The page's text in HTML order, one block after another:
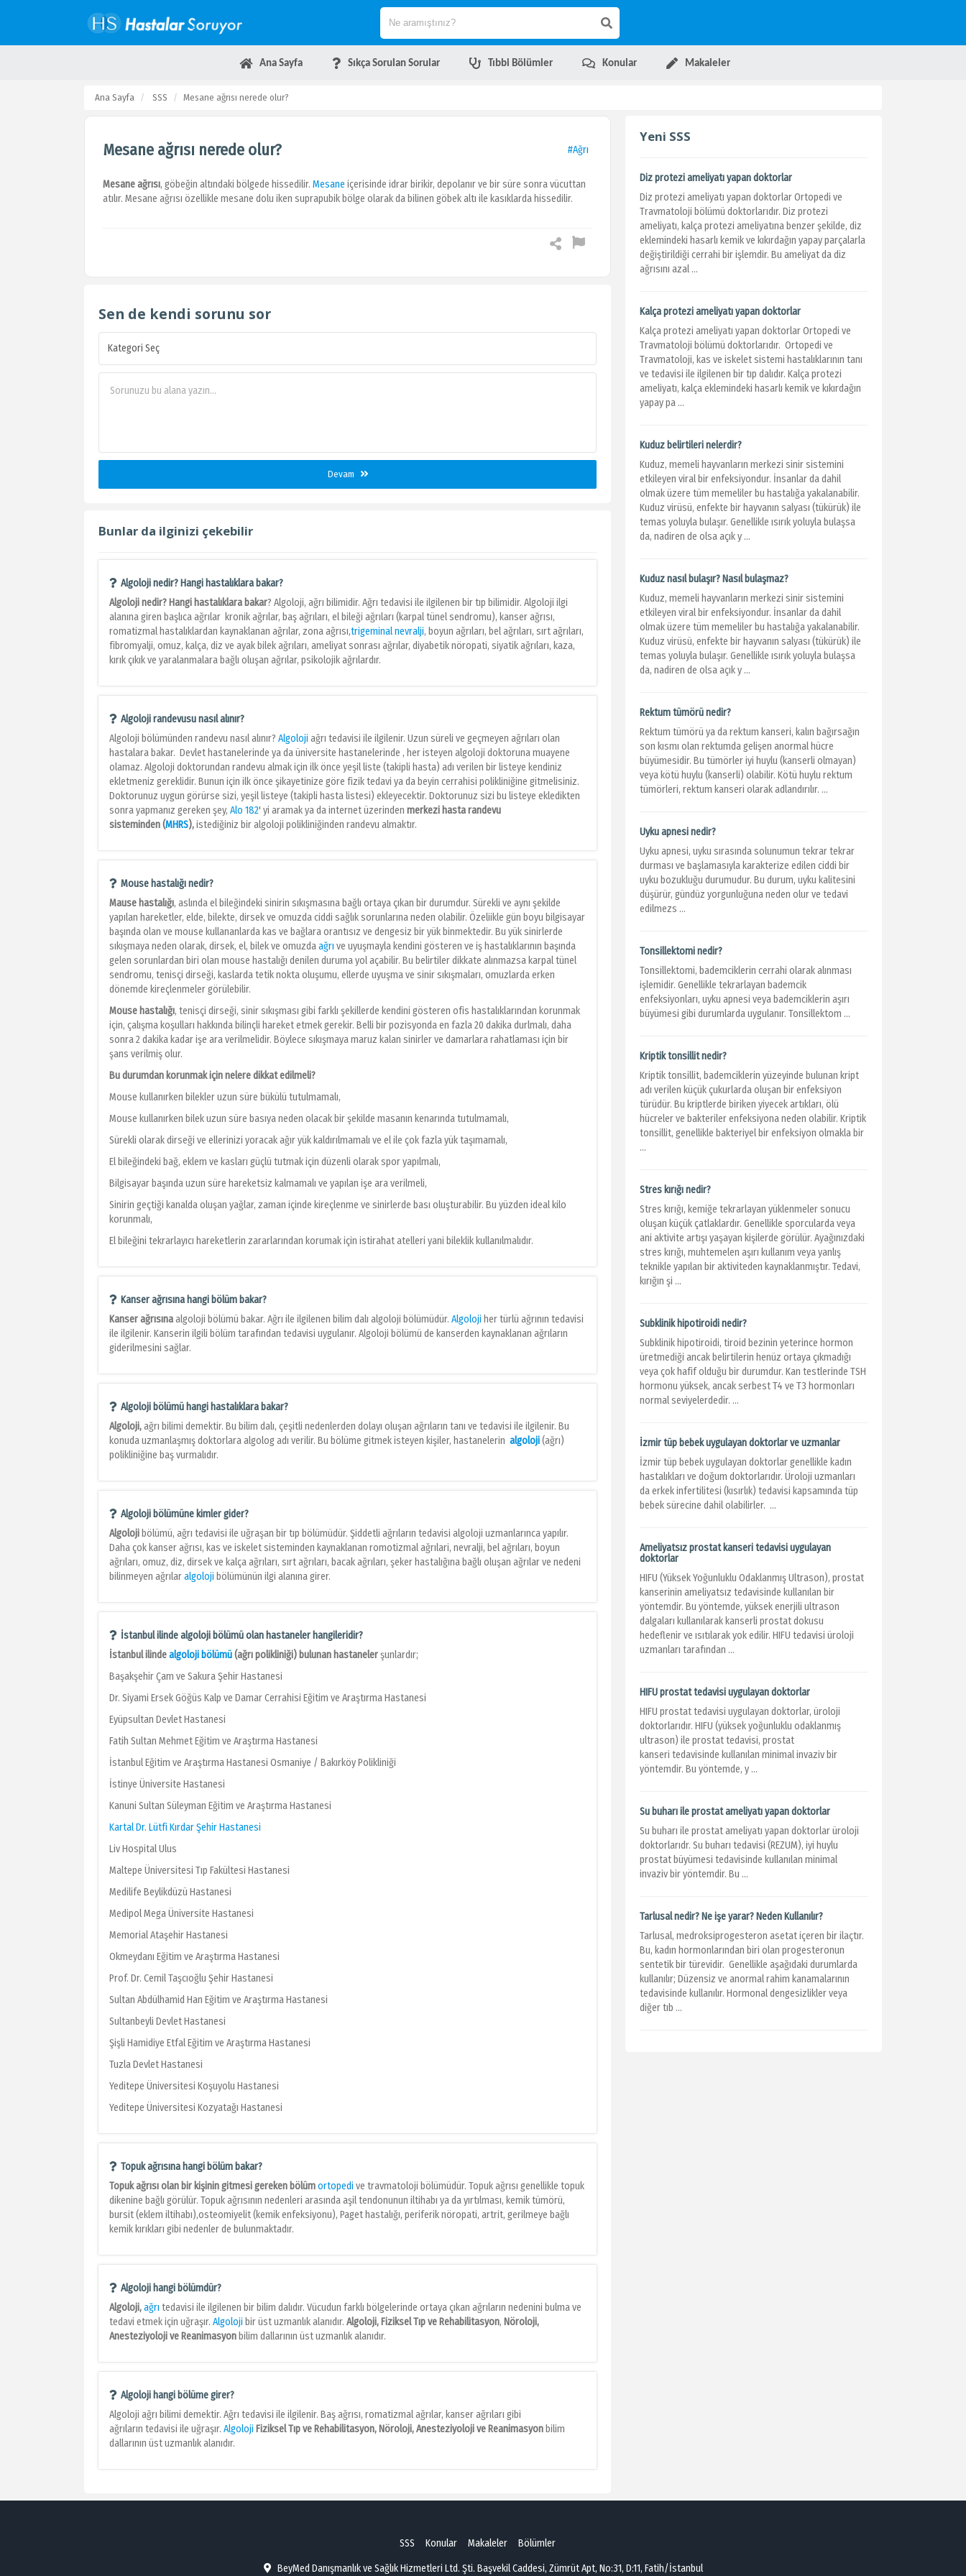
Ana Sayfa Sıkça Sorulan Sorular Tıbbi Bölümler Konular Makaleler
Ana Sayfa SSS Mesane ağrısı nerede olur?
Mesane ağrısı nerede olur? #Ağrı
Mesane ağrısı, göbeğin altındaki bölgede hissedilir. Mesane içerisinde idrar birikir, depolanır ve bir süre sonra vücuttan
atılır. Mesane ağrısı özellikle mesane dolu iken suprapubik bölge olarak da bilinen göbek altı ile kasıklarda hissedilir.
Sen de kendi sorunu sor
Devam
Bunlar da ilginizi çekebilir
Algoloji nedir? Hangi hastalıklara bakar?
Algoloji nedir? Hangi hastalıklara bakar? Algoloji, ağrı bilimidir. Ağrı tedavisi ile ilgilenen bir tıp bilimidir. Algoloji ilgi
alanına giren başlıca ağrılar kronik ağrılar, baş ağrıları, el bileği ağrıları (karpal tünel sendromu), kanser ağrısı,
romatizmal hastalıklardan kaynaklanan ağrılar, zona ağrısı,trigeminal nevralji, boyun ağrıları, bel ağrıları, sırt ağrıları,
fibromyalji, omuz, kalça, diz ve ayak bilek ağrıları, ameliyat sonrası ağrılar, diyabetik nöropati, siyatik ağrıları, kaza,
kırık çıkık ve yaralanmalara bağlı oluşan ağrılar, psikolojik ağrılardır.
Algoloji randevusu nasıl alınır?
Algoloji bölümünden randevu nasıl alınır? Algoloji ağrı tedavisi ile ilgilenir. Uzun süreli ve geçmeyen ağrıları olan
hastalara bakar. Devlet hastanelerinde ya da üniversite hastanelerinde , her isteyen algoloji doktoruna muayene
olamaz. Algoloji doktorundan randevu almak için ilk önce yeşil liste (takipli hasta) adı verilen bir listeye kendiniz
ekletmeniz gereklidir. Bunun için ilk önce şikayetinize göre fizik tedavi ya da beyin cerrahisi polikliniğine gitmelisiniz.
Doktorunuz uygun görürse sizi, yeşil listeye (takipli hasta listesi) ekleyecektir. Doktorunuz sizi bu listeye ekledikten
sonra yapmanız gereken şey, Alo 182' yi aramak ya da internet üzerinden merkezi hasta randevu
sisteminden (MHRS),istediğiniz bir algoloji polikliniğinden randevu almaktır.
Mouse hastalığı nedir?
Mause hastalığı, aslında el bileğindeki sinirin sıkışmasına bağlı ortaya çıkan bir durumdur. Sürekli ve aynı şekilde
yapılan hareketler, elde, bilekte, dirsek ve omuzda ciddi sağlık sorunlarına neden olabilir. Özeliikle gün boyu bilgisayar
başında olan ve mouse kullananlarda kas ve bağlara orantısız ve dengesiz bir yük binmektedir. Bu yük sinirlerde
sıkışmaya neden olarak, dirsek, el, bilek ve omuzdaağrı ve uyuşmayla kendini gösteren ve iş hastalıklarının başında
gelen sorunlardan biri olan mouse hastalığı denilen duruma yol açabilir. Bu belirtiler dikkate alınmazsa karpal tünel
sendromu, tenisçi dirseği, kaslarda tetik nokta oluşumu, ellerde uyuşma ve sinir sıkışmaları, omuzlarda erken
dönemde kireçlenmeler görülebilir.
Mouse hastalığı, tenisçi dirseği, sinir sıkışması gibi farklı şekillerde kendini gösteren ofis hastalıklarından korunmak
için, çalışma koşulları hakkında bilinçli hareket etmek gerekir. Belli bir pozisyonda en fazla 20 dakika durlmalı, daha
sonra 2 dakika kadar işe ara verilmelidir. Böylece sıkışmaya maruz kalan sinirler ve damarlara rahatlaması için bir
şans verilmiş olur.
Bu durumdan korunmak için nelere dikkat edilmeli?
Mouse kullanırken bilekler uzun süre bükülü tutulmamalı,
Mouse kullanırken bilek uzun süre basıya neden olacak bir şekilde masanın kenarında tutulmamalı,
Sürekli olarak dirseği ve ellerinizi yoracak ağır yük kaldırılmamalı ve el ile çok fazla yük taşımamalı,
El bileğindeki bağ, eklem ve kasları güçlü tutmak için düzenli olarak spor yapılmalı,
Bilgisayar başında uzun süre hareketsiz kalmamalı ve yapılan işe ara verilmeli,
Sinirin geçtiği kanalda oluşan yağlar, zaman içinde kireçlenme ve sinirlerde bası oluşturabilir. Bu yüzden ideal kilo
korunmalı,
El bileğini tekrarlayıcı hareketlerin zararlarından korumak için istirahat atelleri yani bileklik kullanılmalıdır.
Kanser ağrısına hangi bölüm bakar?
Kanser ağrısınaalgoloji bölümü bakar. Ağrı ile ilgilenen bilim dalı algoloji bölümüdür. Algoloji her türlü ağrının tedavisi
ile ilgilenir. Kanserin ilgili bölüm tarafından tedavisi uygulanır. Algoloji bölümü de kanserden kaynaklanan ağrıların
giderilmesini sağlar.
Algoloji bölümü hangi hastalıklara bakar?
Algoloji,ağrı bilimi demektir. Bu bilim dalı, çeşitli nedenlerden dolayı oluşan ağrıların tanı ve tedavisi ile ilgilenir. Bu
konuda uzmanlaşmış doktorlara algolog adı verilir. Bu bölüme gitmek isteyen kişiler, hastanelerin algoloji(ağrı)
polikliniğine baş vurmalıdır.
Algoloji bölümüne kimler gider?
Algoloji bölümü, ağrı tedavisi ile uğraşan bir tıp bölümüdür. Şiddetli ağrıların tedavisi algoloji uzmanlarınca yapılır.
Daha çok kanser ağrısı, kas ve iskelet sisteminden kaynaklanan romotizmal ağrılari, nevralji, bel ağrıları, boyun
ağrıları, omuz, diz, dirsek ve kalça ağrıları, sırt ağrıları, bacak ağrıları, şeker hastalığına bağlı oluşan ağrılar ve nedeni
bilinmeyen ağrılaralgoloji bölümünün ilgi alanına girer.
İstanbul ilinde algoloji bölümü olan hastaneler hangileridir?
İstanbul ilindealgoloji bölümü(ağrı polikliniği) bulunan hastanelerşunlardır;
Başakşehir Çam ve Sakura Şehir Hastanesi
Dr. Siyami Ersek Göğüs Kalp ve Damar Cerrahisi Eğitim ve Araştırma Hastanesi
Eyüpsultan Devlet Hastanesi
Fatih Sultan Mehmet Eğitim ve Araştırma Hastanesi
İstanbul Eğitim ve Araştırma Hastanesi Osmaniye / Bakırköy Polikliniği
İstinye Üniversite Hastanesi
Kanuni Sultan Süleyman Eğitim ve Araştırma Hastanesi
Kartal Dr. Lütfi Kırdar Şehir Hastanesi
Liv Hospital Ulus
Maltepe Üniversitesi Tıp Fakültesi Hastanesi
Medilife Beylikdüzü Hastanesi
Medipol Mega Üniversite Hastanesi
Memorial Ataşehir Hastanesi
Okmeydanı Eğitim ve Araştırma Hastanesi
Prof. Dr. Cemil Taşcıoğlu Şehir Hastanesi
Sultan Abdülhamid Han Eğitim ve Araştırma Hastanesi
Sultanbeyli Devlet Hastanesi
Şişli Hamidiye Etfal Eğitim ve Araştırma Hastanesi
Tuzla Devlet Hastanesi
Yeditepe Üniversitesi Koşuyolu Hastanesi
Yeditepe Üniversitesi Kozyatağı Hastanesi
Topuk ağrısına hangi bölüm bakar?
Topuk ağrısı olan bir kişinin gitmesi gereken bölümortopedi ve travmatoloji bölümüdür. Topuk ağrısı genellikle topuk
dikenine bağlı görülür. Topuk ağrısının nedenleri arasında aşil tendonunun iltihabı ya da yırtılması, kemik tümörü,
bursit (eklem iltihabı),osteomiyelit (kemik enfeksiyonu), Paget hastalığı, periferik nöropati, artrit, gerilmeye bağlı
kemik kırıkları gibi nedenler de bulunmaktadır.
Algoloji hangi bölümdür?
Algoloji,ağrı tedavisi ile ilgilenen bir bilim dalıdır. Vücudun farklı bölgelerinde ortaya çıkan ağrıların nedenini bulma ve
tedavi etmek için uğraşır. Algoloji bir üst uzmanlık alanıdır. Algoloji, Fiziksel Tıp ve Rehabilitasyon, Nöroloji,
Anesteziyoloji ve Reanimasyon bilim dallarının üst uzmanlık alanıdır.
Algoloji hangi bölüme girer?
Algoloji ağrı bilimi demektir. Ağrı tedavisi ile ilgilenir. Baş ağrısı, romatizmal ağrılar, kanser ağrıları gibi
ağrıların tedavisi ile uğraşır. Algoloji Fiziksel Tıp ve Rehabilitasyon, Nöroloji, Anesteziyoloji ve Reanimasyon bilim
dallarının üst uzmanlık alanıdır.
Yeni SSS
Diz protezi ameliyatı yapan doktorlar
Diz protezi ameliyatı yapan doktorlar Ortopedi ve
Travmatoloji bölümü doktorlarıdır. Diz protezi
ameliyatı, kalça protezi ameliyatına benzer şekilde, diz
eklemindeki hasarlı kemik ve kıkırdağın yapay parçalarla
değiştirildiği cerrahi bir işlemdir. Bu ameliyat da diz
ağrısını azal ...
Kalça protezi ameliyatı yapan doktorlar
Kalça protezi ameliyatı yapan doktorlar Ortopedi ve
Travmatoloji bölümü doktorlarıdır. Ortopedi ve
Travmatoloji, kas ve iskelet sistemi hastalıklarının tanı
ve tedavisi ile ilgilenen bir tıp dalıdır. Kalça protezi
ameliyatı, kalça eklemindeki hasarlı kemik ve kıkırdağın
yapay pa ...
Kuduz belirtileri nelerdir?
Kuduz, memeli hayvanların merkezi sinir sistemini
etkileyen viral bir enfeksiyondur. İnsanlar da dahil
olmak üzere tüm memeliler bu hastalığa yakalanabilir.
Kuduz virüsü, enfekte bir hayvanın salyası (tükürük) ile
temas yoluyla bulaşır. Genellikle ısırık yoluyla bulaşsa
da, nadiren de olsa açık y ...
Kuduz nasıl bulaşır? Nasıl bulaşmaz?
Kuduz, memeli hayvanların merkezi sinir sistemini
etkileyen viral bir enfeksiyondur. İnsanlar da dahil
olmak üzere tüm memeliler bu hastalığa yakalanabilir.
Kuduz virüsü, enfekte bir hayvanın salyası (tükürük) ile
temas yoluyla bulaşır. Genellikle ısırık yoluyla bulaşsa
da, nadiren de olsa açık y ...
Rektum tümörü nedir?
Rektum tümörü ya da rektum kanseri, kalın bağırsağın
son kısmı olan rektumda gelişen anormal hücre
büyümesidir. Bu tümörler iyi huylu (kanserli olmayan)
veya kötü huylu (kanserli) olabilir. Kötü huylu rektum
tümörleri, rektum kanseri olarak adlandırılır. ...
Uyku apnesi nedir?
Uyku apnesi, uyku sırasında solunumun tekrar tekrar
durması ve başlamasıyla karakterize edilen ciddi bir
uyku bozukluğu durumudur. Bu durum, uyku kalitesini
düşürür, gündüz yorgunluğuna neden olur ve tedavi
edilmezs ...
Tonsillektomi nedir?
Tonsillektomi, bademciklerin cerrahi olarak alınması
işlemidir. Genellikle tekrarlayan bademcik
enfeksiyonları, uyku apnesi veya bademciklerin aşırı
büyümesi gibi durumlarda uygulanır. Tonsillektom ...
Kriptik tonsillit nedir?
Kriptik tonsillit, bademciklerin yüzeyinde bulunan kript
adı verilen küçük çukurlarda oluşan bir enfeksiyon
türüdür. Bu kriptlerde biriken yiyecek artıkları, ölü
hücreler ve bakteriler enfeksiyona neden olabilir. Kriptik
tonsillit, genellikle bakteriyel bir enfeksiyon olmakla bir
...
Stres kırığı nedir?
Stres kırığı, kemiğe tekrarlayan yüklenmeler sonucu
oluşan küçük çatlaklardır. Genellikle sporcularda veya
ani aktivite artışı yaşayan kişilerde görülür. Ayağınızdaki
stres kırığı, muhtemelen aşırı kullanım veya yanlış
teknikle yapılan bir aktiviteden kaynaklanmıştır. Tedavi,
kırığın şi ...
Subklinik hipotiroidi nedir?
Subklinik hipotiroidi, tiroid bezinin yeterince hormon
üretmediği ancak belirtilerin henüz ortaya çıkmadığı
veya çok hafif olduğu bir durumdur. Kan testlerinde TSH
hormonu yüksek, ancak serbest T4 ve T3 hormonları
normal seviyelerdedir. ...
İzmir tüp bebek uygulayan doktorlar ve uzmanlar
İzmir tüp bebek uygulayan doktorlar genellikle kadın
hastalıkları ve doğum doktorlarıdır. Üroloji uzmanları
da erkek infertilitesi (kısırlık) tedavisi kapsamında tüp
bebek sürecine dahil olabilirler. ...
Ameliyatsız prostat kanseri tedavisi uygulayan
doktorlar
HIFU (Yüksek Yoğunluklu Odaklanmış Ultrason), prostat
kanserinin ameliyatsız tedavisinde kullanılan bir
yöntemdir. Bu yöntemde, yüksek enerjili ultrason
dalgaları kullanılarak kanserli prostat dokusu
hedeflenir ve ısıtılarak yok edilir. HIFU tedavisi üroloji
uzmanları tarafından ...
HIFU prostat tedavisi uygulayan doktorlar
HIFU prostat tedavisi uygulayan doktorlar, üroloji
doktorlarıdır. HIFU (yüksek yoğunluklu odaklanmış
ultrason) ile prostat tedavisi, prostat
kanseri tedavisinde kullanılan minimal invaziv bir
yöntemdir. Bu yöntemde, y ...
Su buharı ile prostat ameliyatı yapan doktorlar
Su buharı ile prostat ameliyatı yapan doktorlar üroloji
doktorlarıdr. Su buharı tedavisi (REZUM), iyi huylu
prostat büyümesi tedavisinde kullanılan minimal
invaziv bir yöntemdir. Bu ...
Tarlusal nedir? Ne işe yarar? Neden Kullanılır?
Tarlusal, medroksiprogesteron asetat içeren bir ilaçtır.
Bu, kadın hormonlarından biri olan progesteronun
sentetik bir türevidir. Genellikle aşağıdaki durumlarda
kullanılır; Düzensiz ve anormal rahim kanamalarının
tedavisinde kullanılır. Hormonal dengesizlikler veya
diğer tıb ...
SSS Konular Makaleler Bölümler
BeyMed Danışmanlık ve Sağlık Hizmetleri Ltd. Şti. Başvekil Caddesi, Zümrüt Apt, No:31, D:11, Fatih/İstanbul